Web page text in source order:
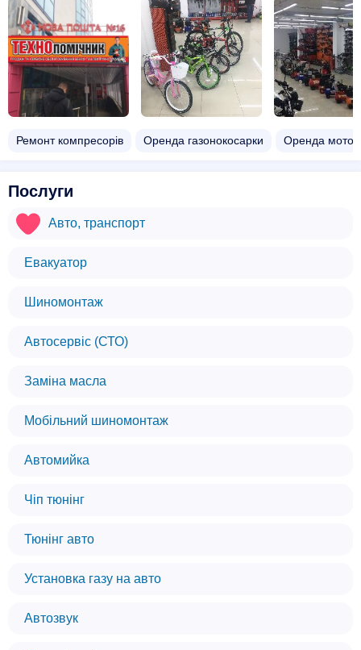
Ремонт компресорів Оренда газонокосарки Оренда
Послуги
Авто, транспорт
Евакуатор
Шиномонтаж
Автосервіс (СТО)
Заміна масла
Мобільний шиномонтаж
Автомийка
Чіп тюнінг
Тюнінг авто
Установка газу на авто
Автозвук